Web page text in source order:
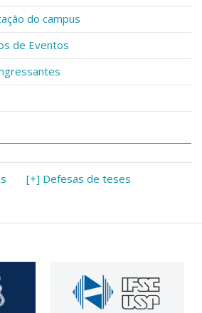
do campus
de Eventos
[+] Defesas de teses